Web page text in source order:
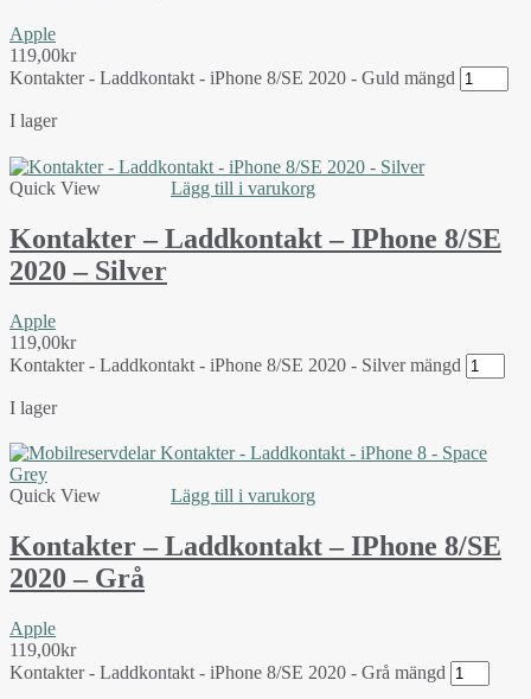
Apple
119,00kr
Kontakter - Laddkontakt - iPhone 8/SE 2020 - Guld mängd
I lager
Quick View Lägg till i varukorg
Kontakter – Laddkontakt – IPhone 8/SE
2020 – Silver
Apple
119,00kr
Kontakter - Laddkontakt - iPhone 8/SE 2020 - Silver mängd
I lager
Quick View Lägg till i varukorg
Kontakter – Laddkontakt – IPhone 8/SE
2020 – Grå
Apple
119,00kr
Kontakter - Laddkontakt - iPhone 8/SE 2020 - Grå mängd